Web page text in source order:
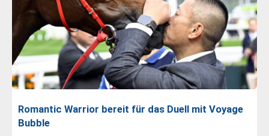
Romantic Warrior bereit für das Duell mit Voyage
Bubble